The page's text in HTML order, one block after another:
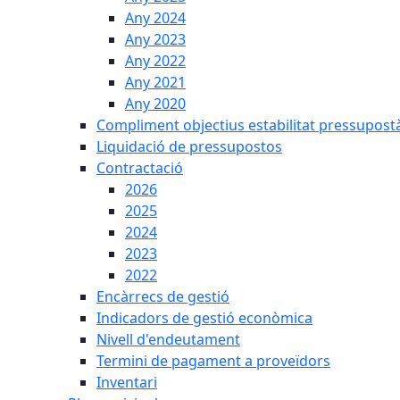
Any 2024
Any 2023
Any 2022
Any 2021
Any 2020
Compliment objectius estabilitat
Liquidació de pressupostos
Contractació
2026
2025
2024
2023
2022
Encàrrecs de gestió
Indicadors de gestió econòmica
Nivell d'endeutament
Termini de pagament a proveïdors
Inventari